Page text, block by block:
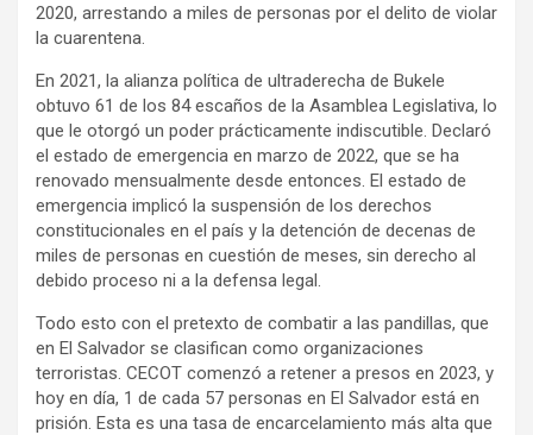
2020, arrestando a miles de personas por el delito de violar
la cuarentena.
En 2021, la alianza política de ultraderecha de Bukele
obtuvo 61 de los 84 escaños de la Asamblea Legislativa, lo
que le otorgó un poder prácticamente indiscutible. Declaró
el estado de emergencia en marzo de 2022, que se ha
renovado mensualmente desde entonces. El estado de
emergencia implicó la suspensión de los derechos
constitucionales en el país y la detención de decenas de
miles de personas en cuestión de meses, sin derecho al
debido proceso ni a la defensa legal.
Todo esto con el pretexto de combatir a las pandillas, que
en El Salvador se clasifican como organizaciones
terroristas. CECOT comenzó a retener a presos en 2023, y
hoy en día, 1 de cada 57 personas en El Salvador está en
prisión. Esta es una tasa de encarcelamiento más alta que